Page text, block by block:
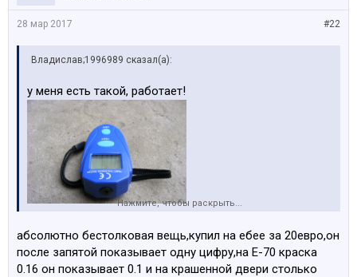
#22
28 мар 2017
Владислав;1996989 сказал(а):
у меня есть такой, работает!
Нажмите, чтобы раскрыть...
абсолютно бестолковая вещь,купил на ебее за 20евро,он
после запятой показывает одну цифру,на Е-70 краска
0.16 он показывает 0.1 и на крашенной двери столько